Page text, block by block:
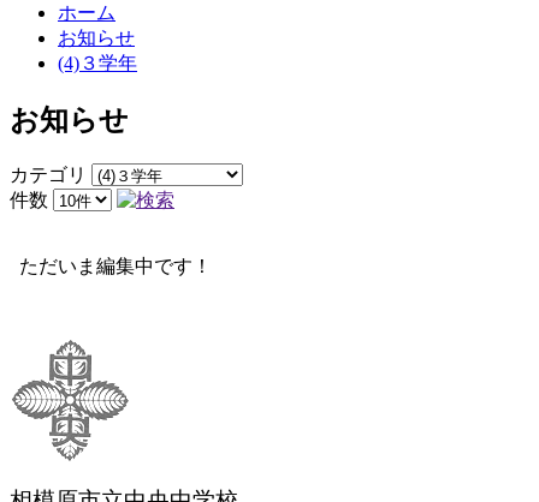
ホーム
お知らせ
(4)３学年
お知らせ
カテゴリ
件数
ただいま編集中です！